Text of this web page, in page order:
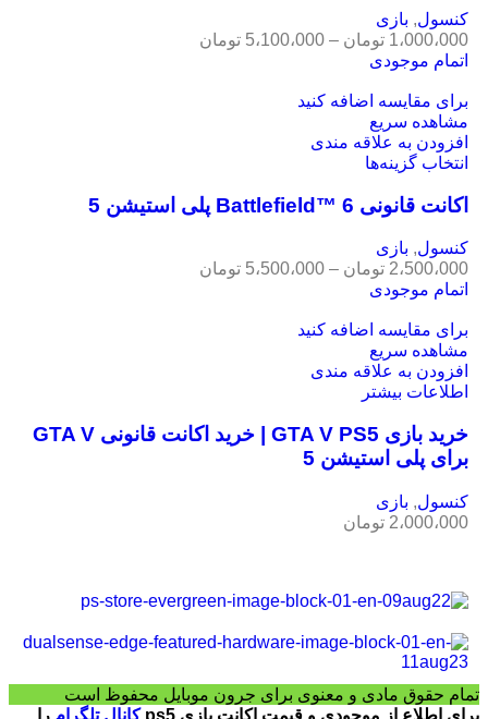
کنسول, بازی
1،000،000 تومان – 5،100،000 تومان
اتمام موجودی
برای مقایسه اضافه کنید
مشاهده سریع
افزودن به علاقه مندی
انتخاب گزینه‌ها
اکانت قانونی Battlefield™ 6 پلی استیشن 5
کنسول, بازی
2،500،000 تومان – 5،500،000 تومان
اتمام موجودی
برای مقایسه اضافه کنید
مشاهده سریع
افزودن به علاقه مندی
اطلاعات بیشتر
خرید بازی GTA V PS5 | خرید اکانت قانونی GTA V
برای پلی استیشن 5
کنسول, بازی
2،000،000 تومان
تمام حقوق مادی و معنوی برای جرون موبایل محفوظ است
برای اطلاع از موجودی و قیمت اکانت بازی ps5
کانال تلگرام را